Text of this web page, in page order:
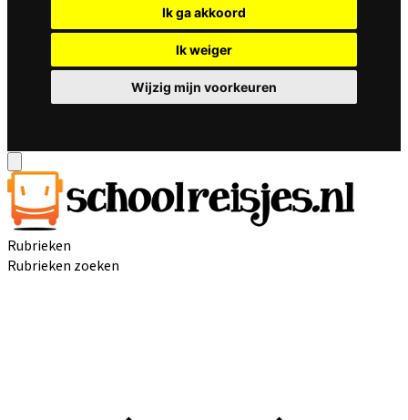
Ik ga akkoord
Ik weiger
Wijzig mijn voorkeuren
Rubrieken
Rubrieken zoeken